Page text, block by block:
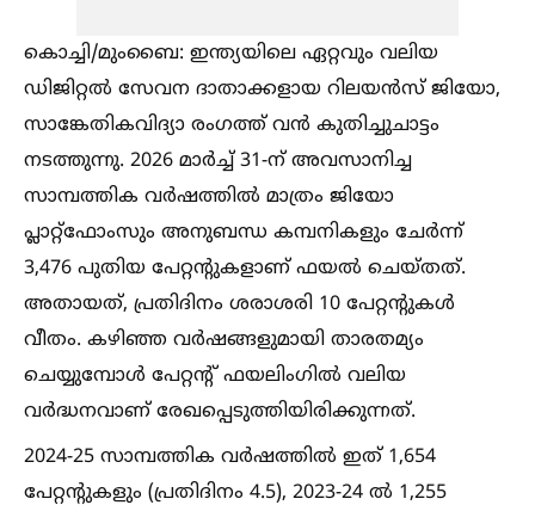
കൊച്ചി/മുംബൈ: ഇന്ത്യയിലെ ഏറ്റവും വലിയ
ഡിജിറ്റല്‍ സേവന ദാതാക്കളായ റിലയന്‍സ് ജിയോ,
സാങ്കേതികവിദ്യാ രംഗത്ത് വന്‍ കുതിച്ചുചാട്ടം
നടത്തുന്നു. 2026 മാര്‍ച്ച്‌ 31-ന് അവസാനിച്ച
സാമ്പത്തിക വര്‍ഷത്തില്‍ മാത്രം ജിയോ
പ്ലാറ്റ്ഫോംസും അനുബന്ധ കമ്പനികളും ചേര്‍ന്ന്
3,476 പുതിയ പേറ്റന്റുകളാണ് ഫയല്‍ ചെയ്തത്.
അതായത്, പ്രതിദിനം ശരാശരി 10 പേറ്റന്റുകള്‍
വീതം. കഴിഞ്ഞ വര്‍ഷങ്ങളുമായി താരതമ്യം
ചെയ്യുമ്പോള്‍ പേറ്റന്റ് ഫയലിംഗില്‍ വലിയ
വര്‍ദ്ധനവാണ് രേഖപ്പെടുത്തിയിരിക്കുന്നത്.
2024-25 സാമ്പത്തിക വര്‍ഷത്തില്‍ ഇത് 1,654
പേറ്റന്റുകളും (പ്രതിദിനം 4.5), 2023-24 ല്‍ 1,255